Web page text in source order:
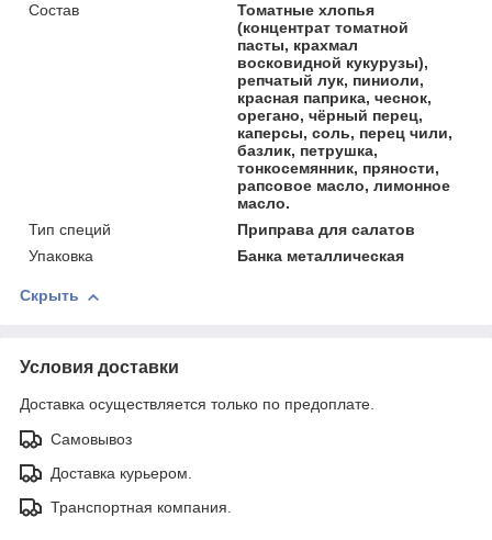
Состав
Томатные хлопья
(концентрат томатной
пасты, крахмал
восковидной кукурузы),
репчатый лук, пиниоли,
красная паприка, чеснок,
орегано, чёрный перец,
каперсы, соль, перец чили,
базлик, петрушка,
тонкосемянник, пряности,
рапсовое масло, лимонное
масло.
Тип специй
Приправа для салатов
Упаковка
Банка металлическая
Скрыть
Условия доставки
Доставка осуществляется только по предоплате.
Самовывоз
Доставка курьером.
Транспортная компания.